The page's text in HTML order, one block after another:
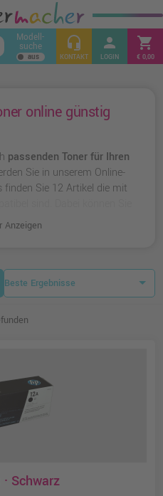
Modell-
suche headset_mic
KONTAKT
person
LOGIN
shopping_cart
€ 0,00
online günstig
passenden Toner für Ihren
Sie in unserem Online-
Sie 12 Artikel die mit
oder zu
Anzeigen
Schwarz